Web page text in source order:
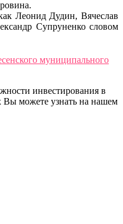
Леонид Дудин, Вячеслав
Супруненко словом
муниципального
инвестирования в
Вы можете узнать на нашем